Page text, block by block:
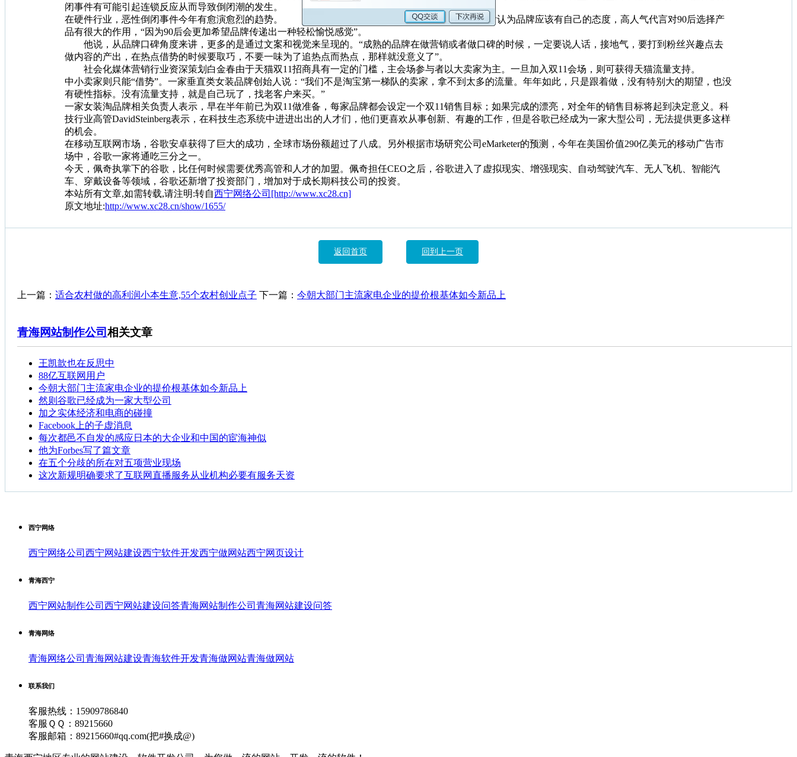
闭事件有可能引起连锁反应从而导致倒闭潮的发生。
在硬件行业，恶性倒闭事件今年有愈演愈烈的趋势。 谈及品牌年轻化，白金春表示现在95.3%的90后认为品牌应该有自己的态度，高人气代言对90后选择产
品有很大的作用，“因为90后会更加希望品牌传递出一种轻松愉悦感觉”。
他说，从品牌口碑角度来讲，更多的是通过文案和视觉来呈现的。“成熟的品牌在做营销或者做口碑的时候，一定要说人话，接地气，要打到粉丝兴趣点去
做内容的产出，在热点借势的时候要取巧，不要一味为了追热点而热点，那样就没意义了”。
社会化媒体营销行业资深策划白金春由于天猫双11招商具有一定的门槛，主会场参与者以大卖家为主。一旦加入双11会场，则可获得天猫流量支持。
中小卖家则只能“借势”。一家垂直类女装品牌创始人说：“我们不是淘宝第一梯队的卖家，拿不到太多的流量。年年如此，只是跟着做，没有特别大的期望，也没
有硬性指标。没有流量支持，就是自己玩了，找老客户来买。”
一家女装淘品牌相关负责人表示，早在半年前已为双11做准备，每家品牌都会设定一个双11销售目标；如果完成的漂亮，对全年的销售目标将起到决定意义。科
技行业高管DavidSteinberg表示，在科技生态系统中进进出出的人才们，他们更喜欢从事创新、有趣的工作，但是谷歌已经成为一家大型公司，无法提供更多这样
的机会。
在移动互联网市场，谷歌安卓获得了巨大的成功，全球市场份额超过了八成。另外根据市场研究公司eMarketer的预测，今年在美国价值290亿美元的移动广告市
场中，谷歌一家将通吃三分之一。
今天，佩奇执掌下的谷歌，比任何时候需要优秀高管和人才的加盟。佩奇担任CEO之后，谷歌进入了虚拟现实、增强现实、自动驾驶汽车、无人飞机、智能汽
车、穿戴设备等领域，谷歌还新增了投资部门，增加对于成长期科技公司的投资。
本站所有文章,如需转载,请注明:转自西宁网络公司[http://www.xc28.cn]
原文地址:http://www.xc28.cn/show/1655/
返回首页 回到上一页
上一篇： 适合农村做的高利润小本生意,55个农村创业点子 下一篇： 今朝大部门主流家电企业的提价根基体如今新品上
青海网站制作公司相关文章
王凯歆也在反思中
88亿互联网用户
今朝大部门主流家电企业的提价根基体如今新品上
然则谷歌已经成为一家大型公司
加之实体经济和电商的碰撞
Facebook上的子虚消息
每次都邑不自发的感应日本的大企业和中国的宦海神似
他为Forbes写了篇文章
在五个分歧的所在对五项营业现场
这次新规明确要求了互联网直播服务从业机构必要有服务天资
西宁网络
西宁网络公司 西宁网站建设西宁软件开发西宁做网站西宁网页设计
青海西宁
西宁网站制作公司 西宁网站建设问答青海网站制作公司 青海网站建设问答
青海网络
青海网络公司 青海网站建设青海软件开发青海做网站青海做网站
联系我们
客服热线：15909786840
客服ＱＱ：89215660
客服邮箱：89215660#qq.com(把#换成@)